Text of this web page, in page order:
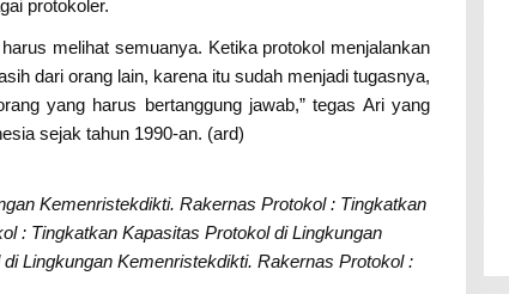
protokoler.
melihat semuanya. Ketika protokol menjalankan
dari orang lain, karena itu sudah menjadi tugasnya,
yang harus bertanggung jawab,” tegas Ari yang
sejak tahun 1990-an. (ard)
Kemenristekdikti. Rakernas Protokol : Tingkatkan
: Tingkatkan Kapasitas Protokol di Lingkungan
Lingkungan Kemenristekdikti. Rakernas Protokol :